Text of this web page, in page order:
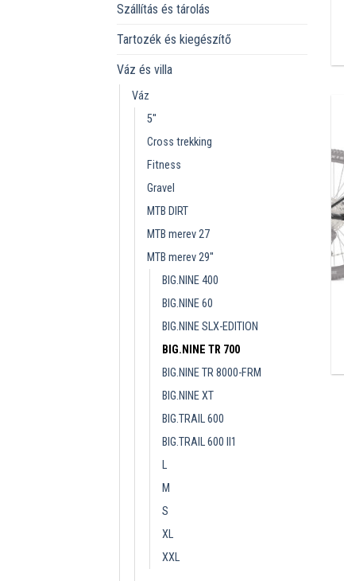
Szállítás és tárolás
Tartozék és kiegészítő
Váz és villa
Váz
5''
Cross trekking
Fitness
Gravel
MTB DIRT
MTB merev 27
MTB merev 29''
BIG.NINE 400
BIG.NINE 60
BIG.NINE SLX-EDITION
BIG.NINE TR 700
BIG.NINE TR 8000-FRM
BIG.NINE XT
BIG.TRAIL 600
BIG.TRAIL 600 II1
L
M
S
XL
XXL